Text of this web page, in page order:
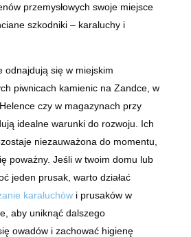
przemysłowych swoje miejsce
szkodniki – karaluchy i
odnajdują się w miejskim
piwnicach kamienic na Zandce, w
czy w magazynach przy
idealne warunki do rozwoju. Ich
niezauważona do momentu,
poważny. Jeśli w twoim domu lub
jeden prusak, warto działać
karaluchówi prusaków w
aby uniknąć dalszego
owadów i zachować higienę